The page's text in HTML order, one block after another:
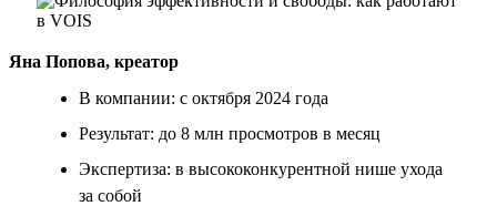
Яна Попова, креатор
В компании: с октября 2024 года
Результат: до 8 млн просмотров в месяц
Экспертиза: в высококонкурентной нише ухода
за собой